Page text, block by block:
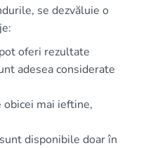
se dezvăluie o
oferi rezultate
adesea considerate
mai ieftine,
disponibile doar în